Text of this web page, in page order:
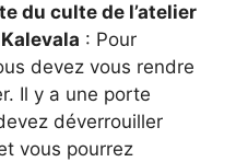
du culte de l’atelier
: Pour
devez vous rendre
Il y a une porte
déverrouiller
vous pourrez